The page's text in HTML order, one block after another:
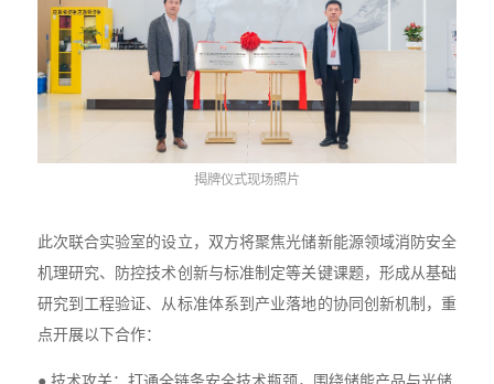
揭牌仪式现场照片
此次联合实验室的设立，双方将聚焦光储新能源领域消防安全
机理研究、防控技术创新与标准制定等关键课题，形成从基础
研究到工程验证、从标准体系到产业落地的协同创新机制，重
点开展以下合作：
● 技术攻关：打通全链条安全技术瓶颈，围绕储能产品与光储